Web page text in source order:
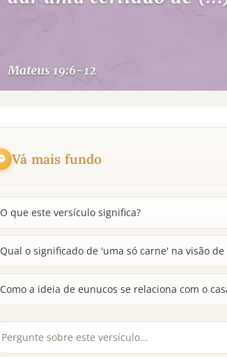
Vá mais fundo
O que este versículo significa?
Qual o significado de 'uma só carne' na visão de
Como a ideia de eunucos se relaciona com o